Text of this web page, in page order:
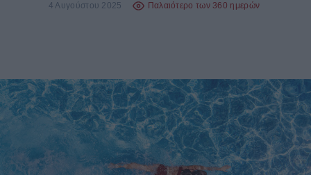
4 Αυγούστου 2025 Παλαιότερο των 360 ημερών